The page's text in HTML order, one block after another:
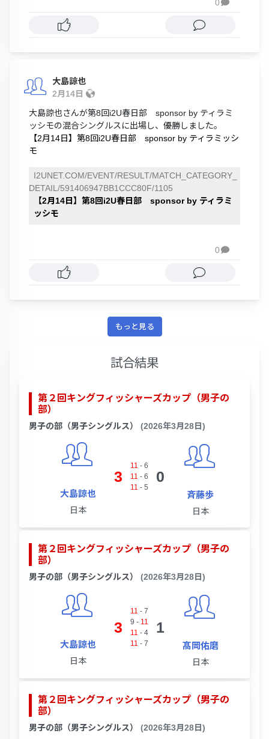
0
大島諒也
2月14日
大島諒也さんが第8回i2U春日部 sponsor by ティラミ
ッシモの混合シングルスに出場し、優勝しました。
【2月14日】第8回i2U春日部 sponsor by ティラミッシ
モ
I2UNET.COM/EVENT/RESULT/MATCH_CATEGORY_
DETAIL/591406947BB1CCC80F/1105
【2月14日】第8回i2U春日部 sponsor by ティラミ
ッシモ
0
もっと見る
試合結果
第２回キングフィッシャーズカップ（男子の
部）
男子の部（男子シングルス） (2026年3月28日)
大島諒也
日本
3
11 - 6
11 - 6
11 - 5
0
斉藤歩
日本
第２回キングフィッシャーズカップ（男子の
部）
男子の部（男子シングルス） (2026年3月28日)
大島諒也
日本
3
11 - 7
9 - 11
11 - 4
11 - 7
1
髙岡佑磨
日本
第２回キングフィッシャーズカップ（男子の
部）
男子の部（男子シングルス） (2026年3月28日)